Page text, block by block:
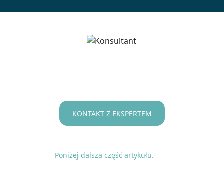
KONTAKT Z EKSPERTEM
Poniżej dalsza część artykułu.